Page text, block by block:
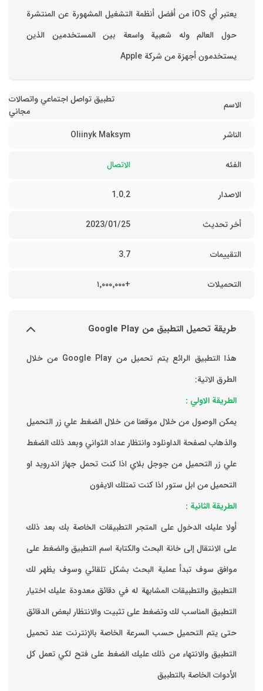
‏يعتبر أي iOS من أفضل أنظمة التشغيل المشهورة عن المنتشرة
حول العالم وله شعبية واسعة بين المستخدمين الذين
يستخدمون أجهزة من شركة Apple
الاسم
تطبيق تواصل اجتماعي واتصالات
مجاني
الناشر
Oliinyk Maksym
الفئه الاتصال
الاصدار 1.0.2
أخر تحديث 25‏/01‏/2023
التقييمات 3.7
التحميلات +١٬٠٠٠٬٠٠٠
طريقة تحميل التطبيق من Google Play
هذا التطبيق الرائع يتم تحميل من Google Play من خلال
الطرق الاتية:
الطريقة الاولي :
يمكن الوصول من خلال موقعنا من خلال الضغط علي زر التحميل
والذهاب لصفحة الداونلود وانتظار عداد الثواني وبعد ذلك الضغط
علي زر التحميل من جوجل بلاي اذا كنت تحمل جهاز اندرويد او
التحميل من ابل ستور اذا كنت تمتلك الايفون
الطريقة الثانية :
‏أولا عليك الدخول على المتجر التطبيقات الخاصة بك ‏بعد ذلك
على الانتقال إلى خانة البحث والكتابة اسم التطبيق والضغط على
موافق ‏سوف تبدأ عملية البحث بشكل تلقائي وسوف يظهر لك
التطبيق والتطبيقات المشابهة له في دقائق معدودة ‏عليك اختيار
التطبيق المناسب لك وتضغط على تثبيت والانتظار لبعض الدقائق
حتى يتم التحميل حسب السرعة الخاصة بالإنترنت ‏عند تحميل
التطبيق والانتهاء من ذلك عليك الضغط على فتح لكي تعمل كل
الأدوات الخاصة بالتطبيق